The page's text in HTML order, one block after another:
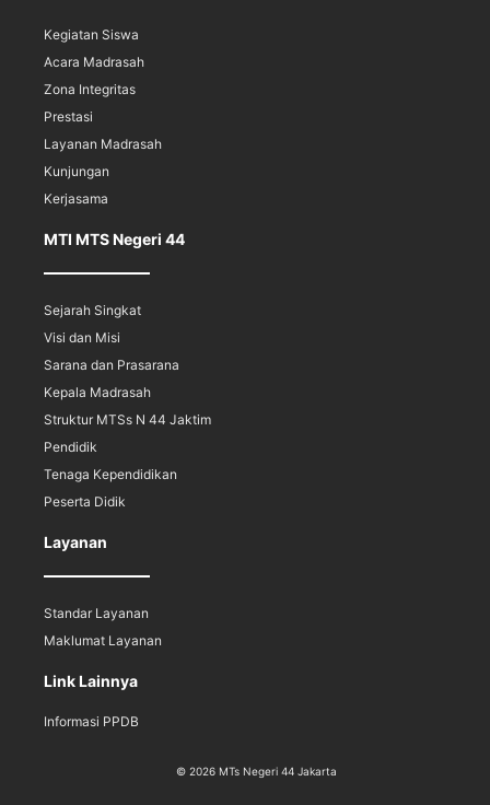
Kegiatan Siswa
Acara Madrasah
Zona Integritas
Prestasi
Layanan Madrasah
Kunjungan
Kerjasama
MTI MTS Negeri 44
Sejarah Singkat
Visi dan Misi
Sarana dan Prasarana
Kepala Madrasah
Struktur MTSs N 44 Jaktim
Pendidik
Tenaga Kependidikan
Peserta Didik
Layanan
Standar Layanan
Maklumat Layanan
Link Lainnya
Informasi PPDB
© 2026 MTs Negeri 44 Jakarta